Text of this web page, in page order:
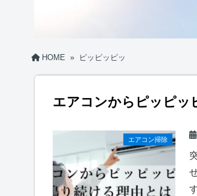
HOME » ピッピッピッ
エアコンからピッピッ
エアコン掃除